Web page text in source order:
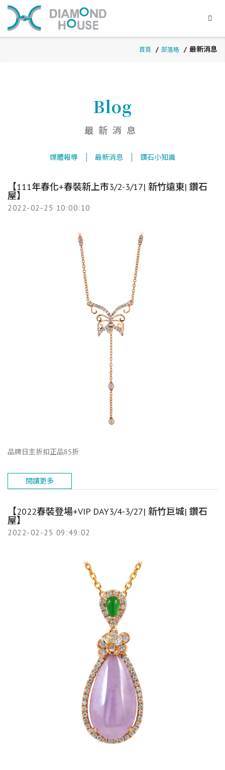
首頁 部落格 最新消息
Blog
最新消息
媒體報導 最新消息 鑽石小知識
【111年春化+春裝新上市3/2-3/17| 新竹遠東| 鑽石
屋】
2022-02-25 10:00:10
品牌日主折扣正品85折
閱讀更多
【2022春裝登場+VIP DAY3/4-3/27| 新竹巨城| 鑽石
屋】
2022-02-25 09:49:02